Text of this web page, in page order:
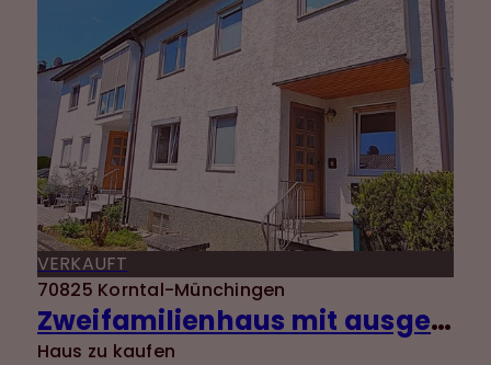
VERKAUFT
70825 Korntal-Münchingen
Zweifamilienhaus mit ausgebautem DG, Garten und Garage in ruhiger Lage von Münchingen!
Haus zu kaufen